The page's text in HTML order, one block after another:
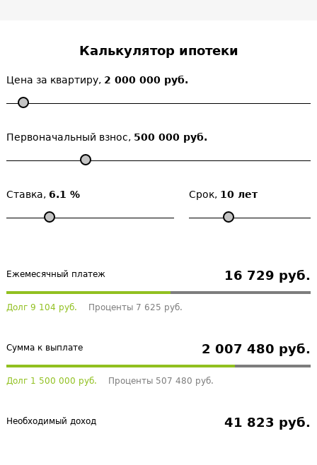
Калькулятор ипотеки
Цена за квартиру, 2 000 000 руб.
Первоначальный взнос, 500 000 руб.
Ставка, 6.1 % Срок, 10 лет
Ежемесячный платеж 16 729 руб.
Долг 9 104 руб. Проценты 7 625 руб.
Сумма к выплате 2 007 480 руб.
Долг 1 500 000 руб. Проценты 507 480 руб.
Необходимый доход 41 823 руб.